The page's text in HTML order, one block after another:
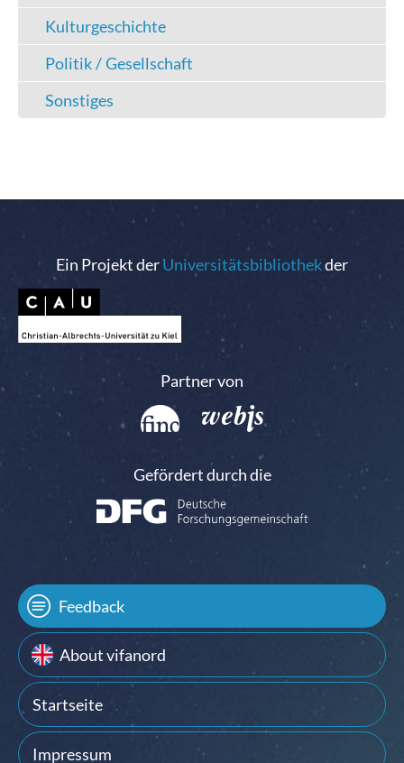
Kulturgeschichte
Politik / Gesellschaft
Sonstiges
Ein Projekt derUniversitätsbibliothekder
Partner von
Gefördert durch die
Feedback
About vifanord
Startseite
Impressum